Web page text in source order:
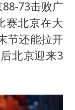
国防部：中国军队坚决反制任何闹海挑衅图谋
宇树科技中一签需缴款7.54万元
两名乘客在飞机上因调节座椅起冲突
73击败广
赛北京在大
节还能拉开
北京迎来3